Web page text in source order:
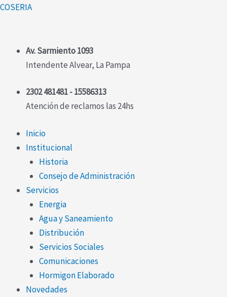
Ir
COSERIA
Av. Sarmiento 1093
Intendente Alvear, La Pampa
2302 481481 - 15586313
Atención de reclamos las 24hs
Menú
Inicio
Institucional
Historia
Consejo de Administración
Servicios
Energia
Agua y Saneamiento
Distribución
Servicios Sociales
Comunicaciones
Hormigon Elaborado
Novedades
Menú